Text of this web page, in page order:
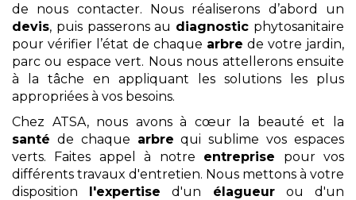
de nous contacter. Nous réaliserons d’abord un
devis, puis passerons au diagnostic phytosanitaire
pour vérifier l’état de chaque arbre de votre jardin,
parc ou espace vert. Nous nous attellerons ensuite
à la tâche en appliquant les solutions les plus
appropriées à vos besoins.
Chez ATSA, nous avons à cœur la beauté et la
santé de chaque arbre qui sublime vos espaces
verts. Faites appel à notre entreprise pour vos
différents travaux d'entretien. Nous mettons à votre
disposition l'expertise d'un élagueurou d'un